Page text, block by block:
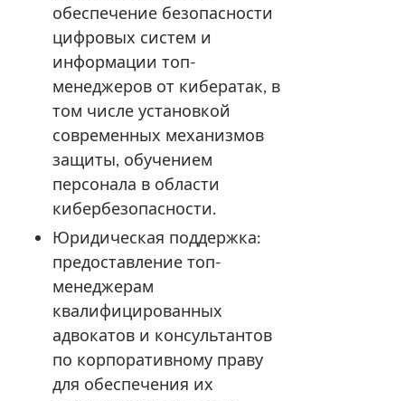
обеспечение безопасности
цифровых систем и
информации топ-
менеджеров от кибератак, в
том числе установкой
современных механизмов
защиты, обучением
персонала в области
кибербезопасности.
Юридическая поддержка:
предоставление топ-
менеджерам
квалифицированных
адвокатов и консультантов
по корпоративному праву
для обеспечения их